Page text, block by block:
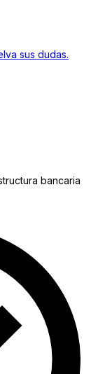
sus dudas.
bancaria